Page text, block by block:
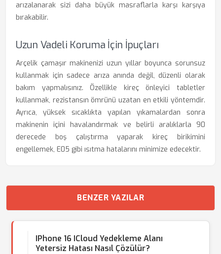
arızalanarak sizi daha büyük masraflarla karşı karşıya
bırakabilir.
Uzun Vadeli Koruma İçin İpuçları
Arçelik çamaşır makinenizi uzun yıllar boyunca sorunsuz
kullanmak için sadece arıza anında değil, düzenli olarak
bakım yapmalısınız. Özellikle kireç önleyici tabletler
kullanmak, rezistansın ömrünü uzatan en etkili yöntemdir.
Ayrıca, yüksek sıcaklıkta yapılan yıkamalardan sonra
makinenin içini havalandırmak ve belirli aralıklarla 90
derecede boş çalıştırma yaparak kireç birikimini
engellemek, E05 gibi ısıtma hatalarını minimize edecektir.
BENZER YAZILAR
IPhone 16 ICloud Yedekleme Alanı
Yetersiz Hatası Nasıl Çözülür?